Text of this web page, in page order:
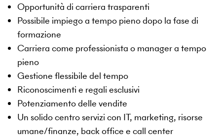
Opportunità di carriera trasparenti
Possibile impiego a tempo pieno dopo la fase di
formazione
Carriera come professionista o manager a tempo
pieno
Gestione flessibile del tempo
Riconoscimenti e regali esclusivi
Potenziamento delle vendite
Un solido centro servizi con IT, marketing, risorse
umane/finanze, back office e call center